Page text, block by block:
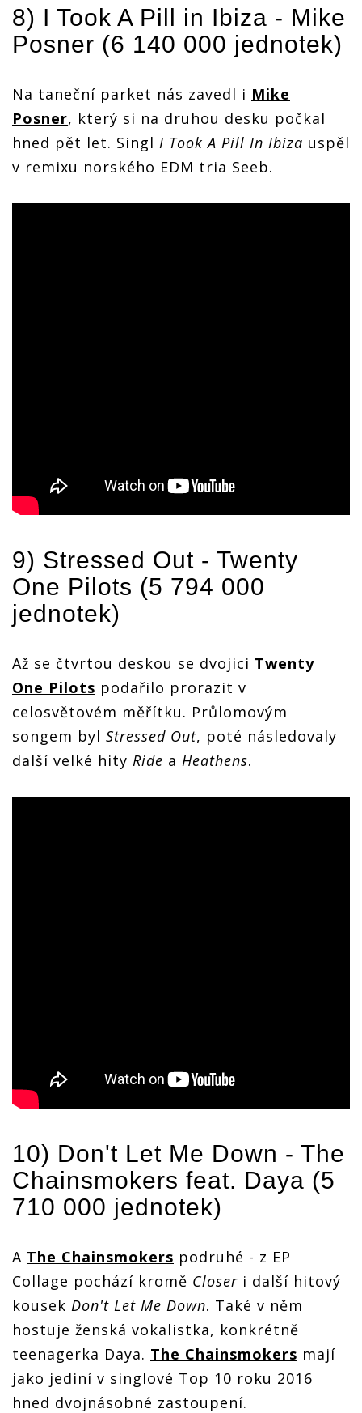
8) I Took A Pill in Ibiza - Mike
Posner (6 140 000 jednotek)
Na taneční parket nás zavedl i Mike
Posner, který si na druhou desku počkal
hned pět let. Singl I Took A Pill In Ibiza uspěl
v remixu norského EDM tria Seeb.
9) Stressed Out - Twenty
One Pilots (5 794 000
jednotek)
Až se čtvrtou deskou se dvojici Twenty
One Pilots podařilo prorazit v
celosvětovém měřítku. Průlomovým
songem byl Stressed Out, poté následovaly
další velké hity Ride a Heathens.
10) Don't Let Me Down - The
Chainsmokers feat. Daya (5
710 000 jednotek)
A The Chainsmokers podruhé - z EP
Collage pochází kromě Closer i další hitový
kousek Don't Let Me Down. Také v něm
hostuje ženská vokalistka, konkrétně
teenagerka Daya. The Chainsmokers mají
jako jediní v singlové Top 10 roku 2016
hned dvojnásobné zastoupení.